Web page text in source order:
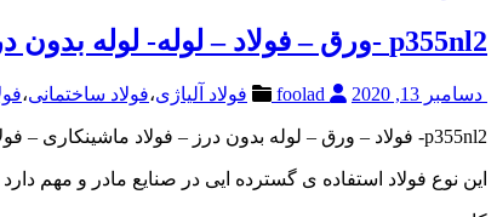
p355nl2 -ورق – فولاد – لوله- لوله بدون درز – فولاد ساخت مخازن تحت فشار
دسامبر 13, 2020 فولاد آلیاژی،فولاد ساختمانی،
p355nl2- فولاد – ورق – لوله بدون درز – فولاد ماشینکاری – فولاد ساخت مخازن – P355NL1
این نوع فولاد استفاده ی گسترده ایی در صنایع مادر و مهم